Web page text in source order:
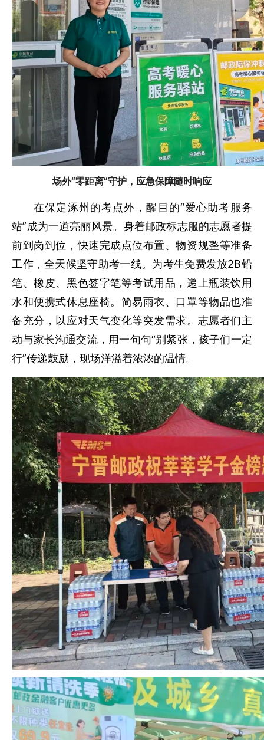
场外“零距离”守护，应急保障随时响应
在保定涿州的考点外，醒目的“爱心助考服务
站”成为一道亮丽风景。身着邮政标志服的志愿者提
前到岗到位，快速完成点位布置、物资规整等准备
工作，全天候坚守助考一线。为考生免费发放2B铅
笔、橡皮、黑色签字笔等考试用品，递上瓶装饮用
水和便携式休息座椅。简易雨衣、口罩等物品也准
备充分，以应对天气变化等突发需求。志愿者们主
动与家长沟通交流，用一句句“别紧张，孩子们一定
行”传递鼓励，现场洋溢着浓浓的温情。